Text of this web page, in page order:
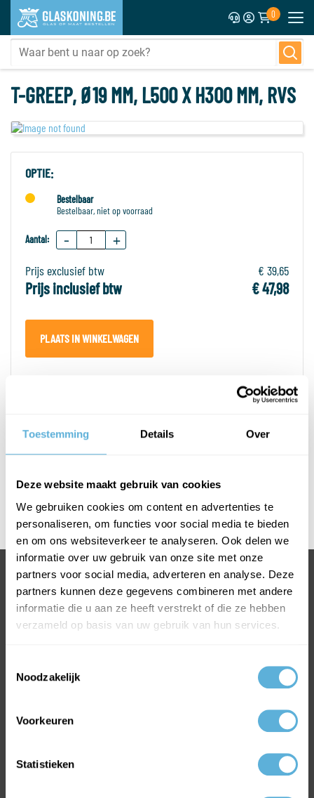
Toestemming Details Over
Deze website maakt gebruik van cookies
We gebruiken cookies om content en advertenties te
personaliseren, om functies voor social media te bieden
en om ons websiteverkeer te analyseren. Ook delen we
informatie over uw gebruik van onze site met onze
partners voor social media, adverteren en analyse. Deze
partners kunnen deze gegevens combineren met andere
informatie die u aan ze heeft verstrekt of die ze hebben
verzameld op basis van uw gebruik van hun services.
Noodzakelijk
Voorkeuren
Statistieken
0
T-GREEP, Ø19 MM, L500 X H300 MM, RVS
OPTIE:
Bestelbaar
Bestelbaar, niet op voorraad
Aantal: - +
Prijs exclusief btw € 39,65
Prijs inclusief btw € 47,98
PLAATS IN WINKELWAGEN
L500 x H300 mm
BEL +31318763900
VOOR INFORMATIE OF VRAGEN
INFO@GLASKONING.BE
MEEST VERKOCHTE GLAS
Gehard glas